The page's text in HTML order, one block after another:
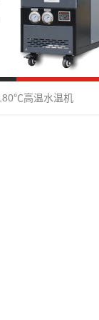
高温水温机